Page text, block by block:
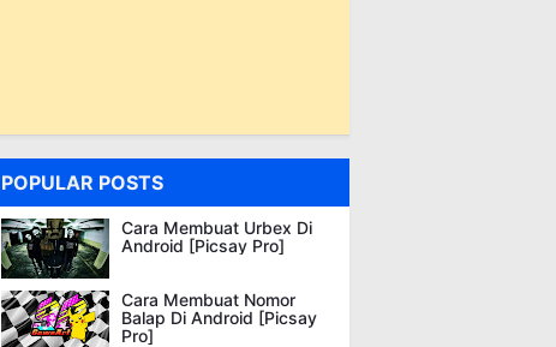
POPULAR POSTS
Cara Membuat Urbex Di
Android [Picsay Pro]
Cara Membuat Nomor
Balap Di Android [Picsay
Pro]